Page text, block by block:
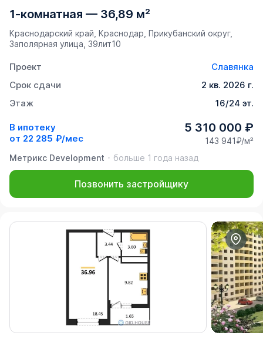
1-комнатная — 36,89 м²
Краснодарский край, Краснодар, Прикубанский округ,
Заполярная улица, 39лит10
Проект
Славянка
Срок сдачи
2 кв. 2026 г.
Этаж
16/24 эт.
В ипотеку
от 22 285 ₽/мес
5 310 000 ₽
143 941₽/м²
Метрикс Development
больше 1 года назад
Позвонить застройщику